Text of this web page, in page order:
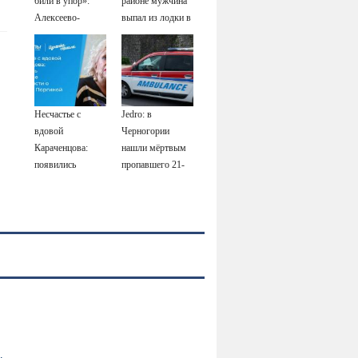
Алексеево-
Дружковка стала
могильником для
«птах Мадьяра»
выпал из лодки в
Катунь и пропал
Несчастье с
вдовой
Караченцова:
появились
Поргиной
Jedro: в
Черногории
нашли мёртвым
пропавшего 21-